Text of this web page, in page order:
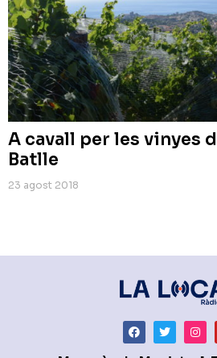
A cavall per les vinyes
Batlle
23 agost 2018